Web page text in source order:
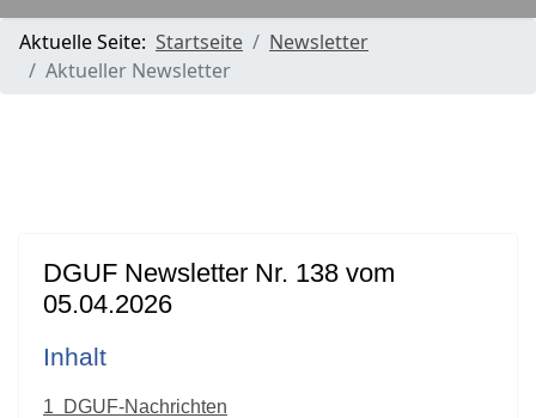
Aktuelle Seite: Startseite
Newsletter
Aktueller Newsletter
DGUF Newsletter Nr. 138 vom
05.04.2026
Inhalt
1 DGUF-Nachrichten